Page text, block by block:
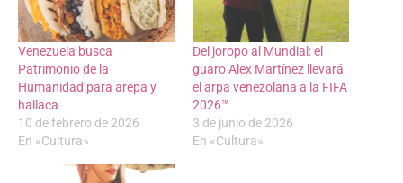
Venezuela busca
Patrimonio de la
Humanidad para arepa y
hallaca
10 de febrero de 2026
En «Cultura»
Del joropo al Mundial: el
guaro Alex Martínez llevará
el arpa venezolana a la FIFA
2026™️
3 de junio de 2026
En «Cultura»